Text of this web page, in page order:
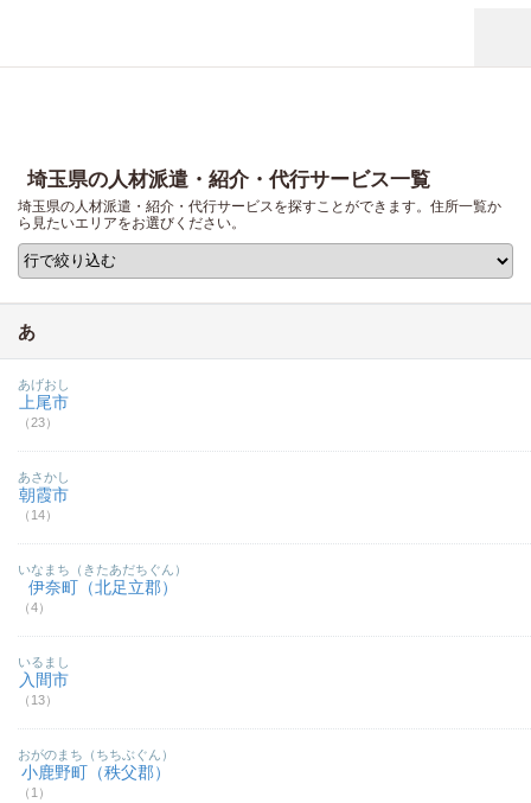
埼玉県の人材派遣・紹介・代行サービス一覧
埼玉県の人材派遣・紹介・代行サービスを探すことができます。住所一覧か
ら見たいエリアをお選びください。
あ
上尾市
（23）
あげおし
朝霞市
（14）
あさかし
伊奈町（北足立郡）
（4）
いなまち（きたあだちぐん）
入間市
（13）
いるまし
小鹿野町（秩父郡）
（1）
おがのまち（ちちぶぐん）